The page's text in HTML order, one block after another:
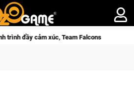
Falcons lên ngôi vô địch